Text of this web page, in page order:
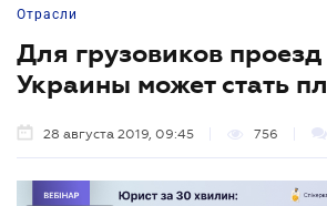
Отрасли
Для грузовиков
Украины может стать
28 августа 2019, 09:45 756